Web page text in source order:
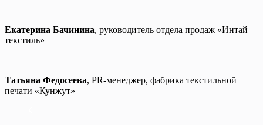
Екатерина Бачинина, руководитель отдела продаж «Интай
текстиль»
Татьяна Федосеева, PR-менеджер, фабрика текстильной
печати «Кунжут»